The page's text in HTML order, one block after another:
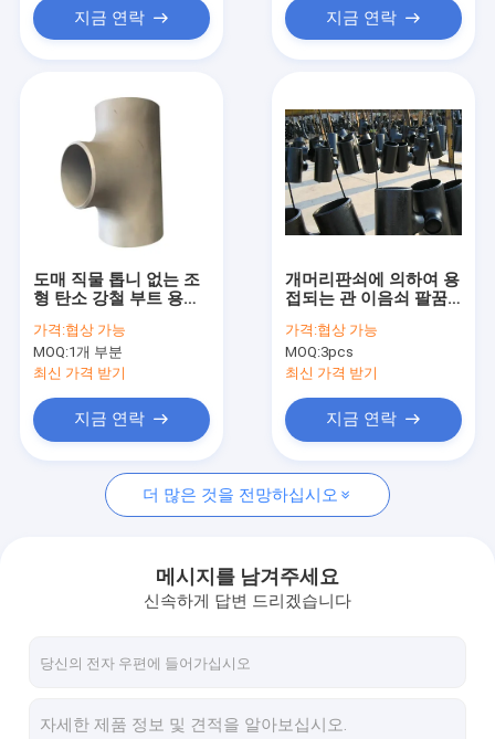
우리에 대하여
공장 여행
뉴스
인용문을 요구하세요
엉덩이 용접 피팅
스테인레스 스틸 티
스테인리스 감속 기
지금 연락 지금 연락
도매 직물 톱니 없는 조
형 탄소 강철 부트 용접
가격:협상 가능
MOQ:1개 부분
최신 가격 받기
지금 연락
개머리판쇠에 의하여 용
접되는 관 이음쇠 팔꿈
가격:협상 가능
MOQ:3pcs
최신 가격 받기
지금 연락
더 많은 것을 전망하십시오
메시지를 남겨주세요
신속하게 답변 드리겠습니다